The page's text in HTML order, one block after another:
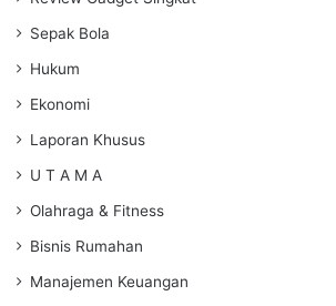
Sepak Bola
Hukum
Ekonomi
Laporan Khusus
U T A M A
Olahraga & Fitness
Bisnis Rumahan
Manajemen Keuangan